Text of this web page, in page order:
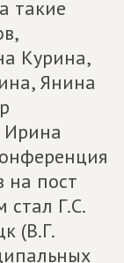
такие
Курина,
Янина
на пост
стал Г.С.
(В.Г.